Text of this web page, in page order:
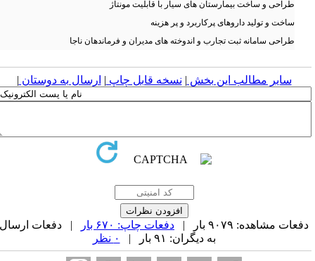
طراحی و ساخت بیمارستان های سیار با قابلیت مونتاژ
ساخت و تولید داروهای پرکاربرد و پر هزینه
طراحی سامانه ثبت تجارب و اندوخته های مدیران و فرماندهان ناجا
سایر مطالب این بخش | نسخه قابل چاپ| ارسال به دوستان|
دفعات مشاهده: ۹۰۷۹ بار | دفعات چاپ: ۶۷۰ بار
| دفعات ارسال
به دیگران: ۹۱ بار |